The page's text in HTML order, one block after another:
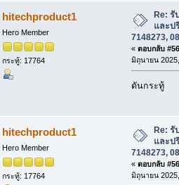
hitechproduct1
Hero Member
กระทู้: 17764
Re: รั
และป
7148273,
« ตอบกลับ
มิถุนายน
ดันกระทู้
hitechproduct1
Hero Member
กระทู้: 17764
Re:
และป
7148273,
« ตอบกลับ
มิถุนายน